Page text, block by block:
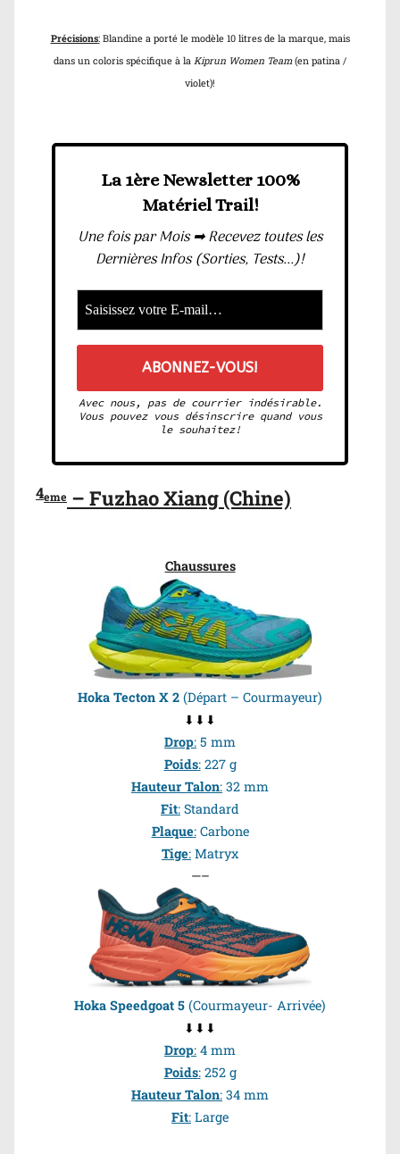
Précisions:Blandine a porté le modèle 10 litres de la marque, mais
dans un coloris spécifique à la Kiprun Women Team(en patina /
violet)!
La 1ère Newsletter 100%
Matériel Trail!
Une fois par Mois ➡ Recevez toutes les
Dernières Infos (Sorties, Tests...)!
Avec nous, pas de courrier indésirable.
Vous pouvez vous désinscrire quand vous
le souhaitez!
4eme – Fuzhao Xiang (Chine)
Chaussures
Hoka Tecton X 2 (Départ – Courmayeur)
⬇⬇⬇
Drop: 5 mm
Poids:227 g
Hauteur Talon: 32 mm
Fit: Standard
Plaque:Carbone
Tige: Matryx
—–
Hoka Speedgoat 5 (Courmayeur- Arrivée)
⬇⬇⬇
Drop: 4 mm
Poids:252 g
Hauteur Talon: 34 mm
Fit: Large